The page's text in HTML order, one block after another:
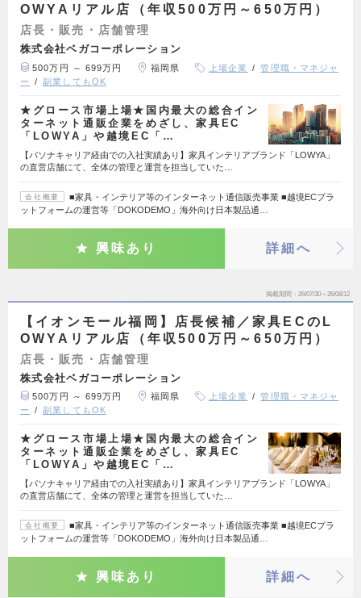
OWYAリアル店（年収500万円～650万円）
店長・販売・店舗管理
株式会社ベガコーポレーション
500万円 ～ 699万円 福岡県 上場企業
管理職・マネジャ
ー
副業してもOK
★グロース市場上場★国内最大の総合イン
ターネット通販企業をめざし、家具EC
「LOWYA」や越境EC「…
【パソナキャリア経由での入社実績あり】家具インテリアブランド「LOWYA」
の直営店舗にて、全体の管理と運営を担当していた…
会社概要
■家具・インテリア等のインターネット通信販売事業 ■越境ECプラ
ットフォームの運営等「DOKODEMO」海外向け日本製品通…
興味あり 詳細へ
掲載期間 26/07/30～26/08/12
【イオンモール福岡】店長候補／家具ECのL
OWYAリアル店（年収500万円～650万円）
店長・販売・店舗管理
株式会社ベガコーポレーション
500万円 ～ 699万円 福岡県 上場企業
管理職・マネジャ
ー
副業してもOK
★グロース市場上場★国内最大の総合イン
ターネット通販企業をめざし、家具EC
「LOWYA」や越境EC「…
【パソナキャリア経由での入社実績あり】家具インテリアブランド「LOWYA」
の直営店舗にて、全体の管理と運営を担当していた…
会社概要
■家具・インテリア等のインターネット通信販売事業 ■越境ECプラ
ットフォームの運営等「DOKODEMO」海外向け日本製品通…
興味あり 詳細へ